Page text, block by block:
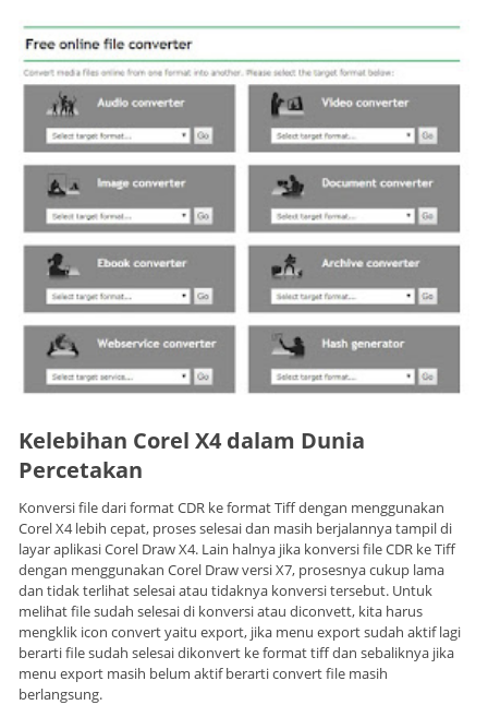
Kelebihan Corel X4 dalam Dunia
Percetakan
Konversi file dari format CDR ke format Tiff dengan menggunakan
Corel X4 lebih cepat, proses selesai dan masih berjalannya tampil di
layar aplikasi Corel Draw X4. Lain halnya jika konversi file CDR ke Tiff
dengan menggunakan Corel Draw versi X7, prosesnya cukup lama
dan tidak terlihat selesai atau tidaknya konversi tersebut. Untuk
melihat file sudah selesai di konversi atau diconvett, kita harus
mengklik icon convert yaitu export, jika menu export sudah aktif lagi
berarti file sudah selesai dikonvert ke format tiff dan sebaliknya jika
menu export masih belum aktif berarti convert file masih
berlangsung.